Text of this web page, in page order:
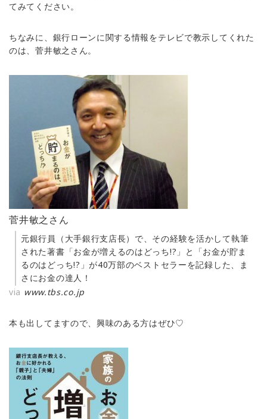
てみてください。
ちなみに、銀行ローンに関する情報をテレビで教示してくれた
のは、菅井敏之さん。
菅井敏之さん
元銀行員（大手銀行支店長）で、その経験を活かして執筆
された著書「お金が増えるのはどっち!?」と「お金が貯ま
るのはどっち!?」が40万部のベストセラーを記録した、ま
さにお金の達人！
via www.tbs.co.jp
本も出してますので、興味のある方はぜひ♡